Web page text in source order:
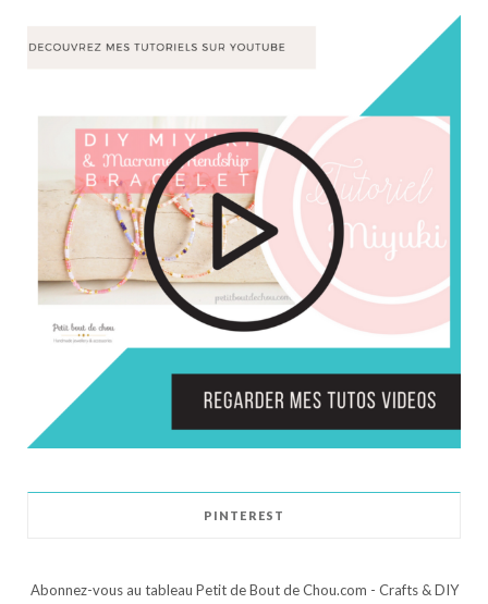
PINTEREST
Abonnez-vous au tableau Petit de Bout de Chou.com - Crafts & DIY